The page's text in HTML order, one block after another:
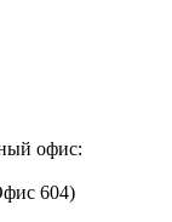
офис:
604)